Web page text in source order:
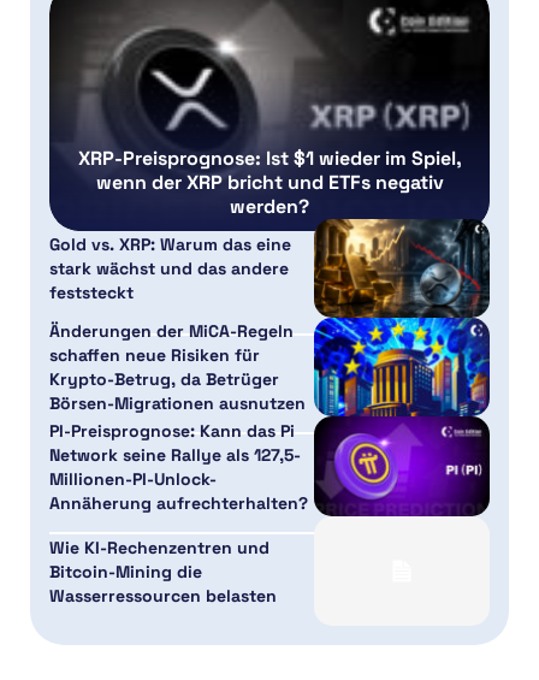
XRP-Preisprognose: Ist $1 wieder im Spiel,
wenn der XRP bricht und ETFs negativ
werden?
Gold vs. XRP: Warum das eine
stark wächst und das andere
feststeckt
Änderungen der MiCA-Regeln
schaffen neue Risiken für
Krypto-Betrug, da Betrüger
Börsen-Migrationen ausnutzen
PI-Preisprognose: Kann das Pi
Network seine Rallye als 127,5-
Millionen-PI-Unlock-
Annäherung aufrechterhalten?
Wie KI-Rechenzentren und
Bitcoin-Mining die
Wasserressourcen belasten